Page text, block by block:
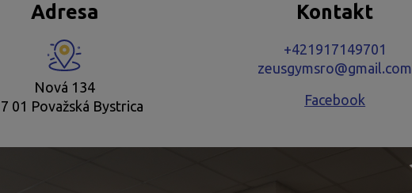
Adresa
Nová 134
01 Považská Bystrica
Kontakt
+421917149701
zeusgymsro@gmail.com
Facebook